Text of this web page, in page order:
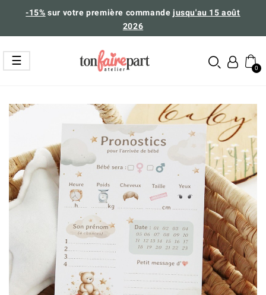
-15% sur votre première commandejusqu'au 15 août
2026
Basculer
la
navigation
☰